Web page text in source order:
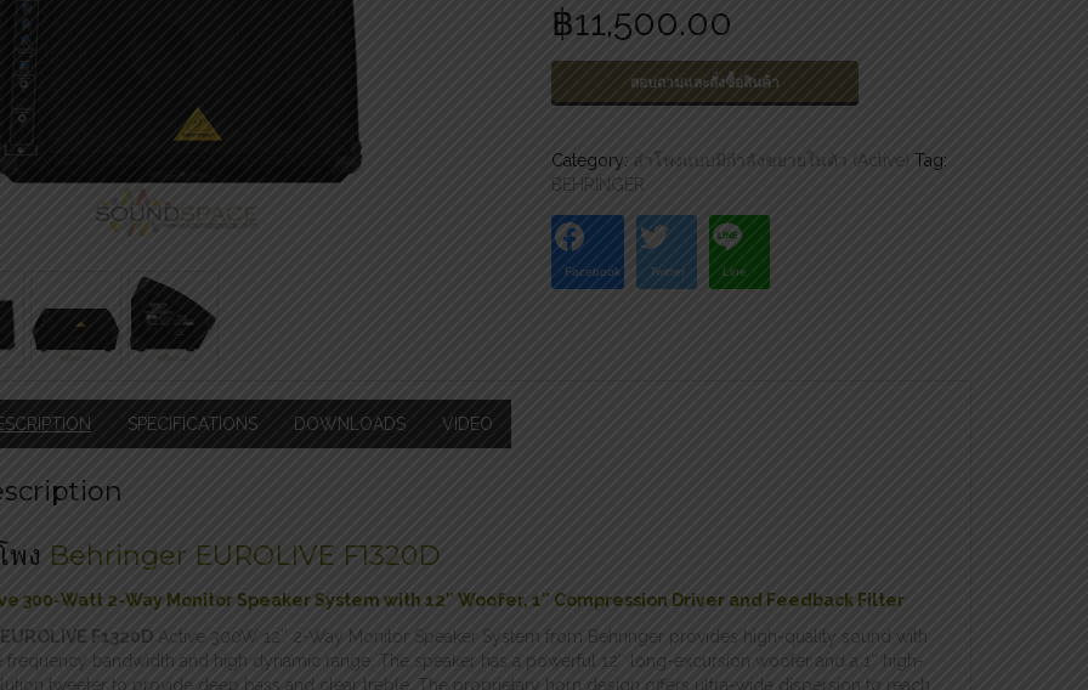
฿11,500.00
สอบถามและสั่งซื้อสินค้า
Category: ลำโพงแบบมีกำลังขยายในตัว (Active) Tag:
BEHRINGER
Facebook Twitter Line
SPECIFICATIONS DOWNLOADS VIDEO
พง Behringer EUROLIVE F1320D
300-Watt 2-Way Monitor Speaker System with 12″ Woofer, 1″ Compression Driver and Feedback Filter
EUROLIVE F1320D Active 300W 12″ 2-Way Monitor Speaker System from Behringer provides high-quality sound with
frequency bandwidth and high dynamic range. The speaker has a powerful 12″ long-excursion woofer and a 1″ high-
tweeter to provide deep bass and clear treble. The proprietary horn design offers ultra-wide dispersion to reach